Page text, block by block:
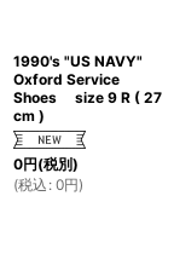
1990's "US NAVY"
Oxford Service
Shoes size 9 R ( 27
cm )
0円(税別)
(税込 : 0円)